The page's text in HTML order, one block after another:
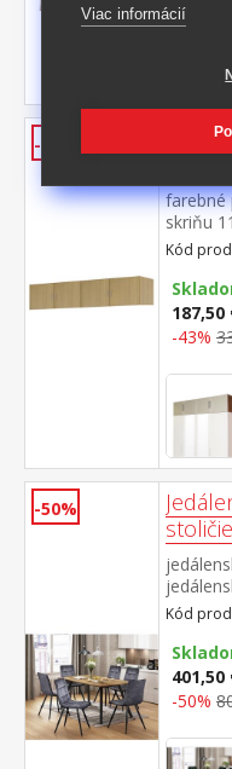
-43%
farebné
skriňu
Kód
187,50
-43%
-50%
doska
Wotan
čierna
stola (š/
Kód
401,50
-50%
Viac informácií